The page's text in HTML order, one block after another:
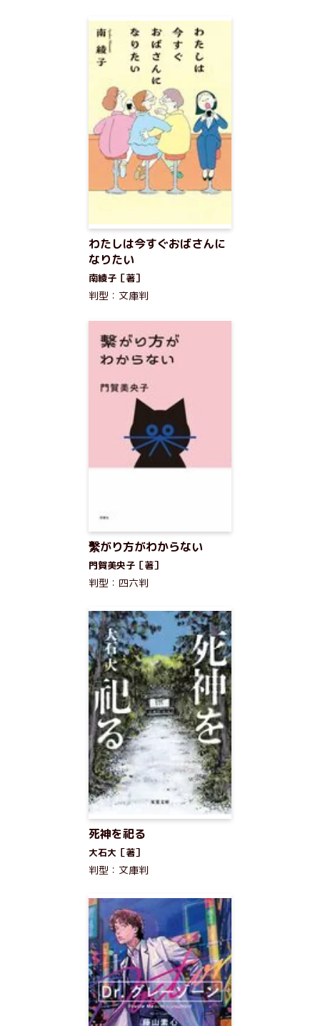
わたしは今すぐおばさんに
なりたい
南綾子［著］
判型：文庫判
繫がり方がわからない
門賀美央子［著］
判型：四六判
死神を祀る
大石大［著］
判型：文庫判